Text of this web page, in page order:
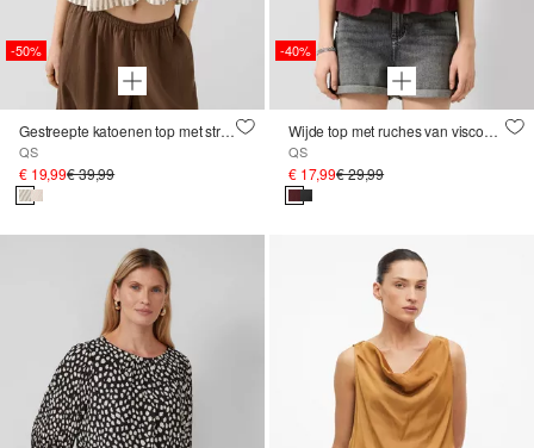
-50%
Gestreepte katoenen top met strikdetail
QS
€ 19,99€ 39,99
-40%
Wijde top met ruches van viscosemix
QS
€ 17,99€ 29,99